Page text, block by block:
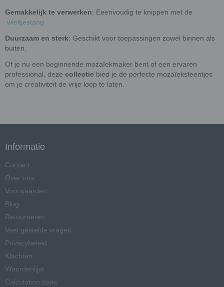
Gemakkelijk te verwerken: Eeenvoudig te knippen met de
wieltjestang
Duurzaam en sterk: Geschikt voor toepassingen zowel binnen als
buiten.
Of je nu een beginnende mozaïekmaker bent of een ervaren
professional, deze collectie bied je de perfecte mozaïeksteentjes
om je creativiteit de vrije loop te laten.
Informatie
Contact
Over ons
Voorwaarden
Blog
Retourneren
Veel gestelde vragen
Privacybeleid
Klachten
Woordenlijst
Calculation tools